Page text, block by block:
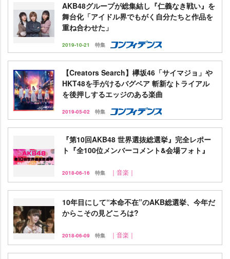
AKB48グループが総集結し『仁義なき戦い』を
舞台化「アイドル界でもがく自分たちと作品を
重ね合わせた」
2019-10-21 特集
【Creators Search】欅坂46「サイマジョ」
HKT48を手がけるバグベア 斬新なトライアル
を後押しするエッジのある楽曲
2019-05-02 特集
『第10回AKB48 世界選抜総選挙』完全レポー
ト『全100位メンバーコメント&会場フォト』
2018-06-16 特集 ｜音楽｜
10年目にして“本命不在”のAKB総選挙、今年だ
からこその見どころは?
2018-06-09 特集 ｜音楽｜